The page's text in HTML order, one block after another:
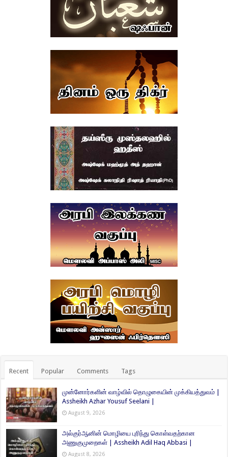
Recent Popular Comments Tags
முன்னோர்களின் வாழ்வில் தொழுகையின் முக்கியத்துவம் |
Assheikh Azhar Yousuf Seelani |
August 9, 2026
அல்குர்ஆனின் மொழியை புரிந்து கொள்வதற்கான
அணுகுமுறைகள் | Assheikh Adil Haq Abbasi |
August 8, 2026